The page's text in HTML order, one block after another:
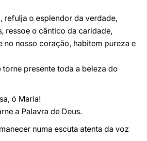
refulja o esplendor da verdade,
ressoe o cântico da caridade,
no nosso coração, habitem pureza e
torne presente toda a beleza do
ó Maria!
a Palavra de Deus.
numa escuta atenta da voz